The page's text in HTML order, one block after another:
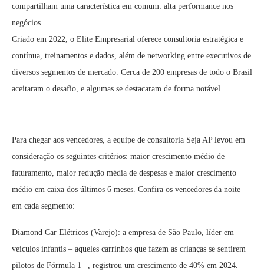
compartilham uma característica em comum: alta performance nos
negócios.
Criado em 2022, o Elite Empresarial oferece consultoria estratégica e
contínua, treinamentos e dados, além de networking entre executivos de
diversos segmentos de mercado. Cerca de 200 empresas de todo o Brasil
aceitaram o desafio, e algumas se destacaram de forma notável.
Para chegar aos vencedores, a equipe de consultoria Seja AP levou em
consideração os seguintes critérios: maior crescimento médio de
faturamento, maior redução média de despesas e maior crescimento
médio em caixa dos últimos 6 meses. Confira os vencedores da noite
em cada segmento:
Diamond Car Elétricos (Varejo): a empresa de São Paulo, líder em
veículos infantis – aqueles carrinhos que fazem as crianças se sentirem
pilotos de Fórmula 1 –, registrou um crescimento de 40% em 2024.